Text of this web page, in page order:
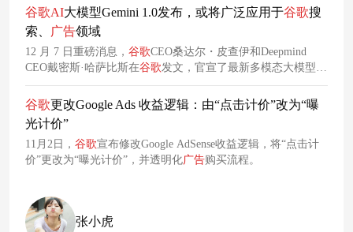
片，以推广其Google Pixel 9手机。
谷歌AI大模型Gemini 1.0发布，或将广泛应用于谷歌搜
索、
广告领域
12 月 7 日重磅消息， 谷歌CEO桑达尔・皮查伊和Deepmind
CEO戴密斯·哈萨比斯在谷歌发文，官宣了最新多模态大模型
Gemini 1.0（双子星）版本正式上线。这个上线时间早于外界
猜测的明年1月，保密程度很高，仅有少数媒体提前猜出。
谷歌更改Google Ads 收益逻辑：由“点击计价”改为“曝
光计价”
11月2日， 谷歌宣布修改Google AdSense收益逻辑，将“点击计
价”更改为“曝光计价”，并透明化广告购买流程。
张小虎